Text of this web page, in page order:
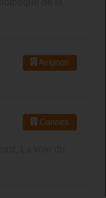
Avignon
Cannes